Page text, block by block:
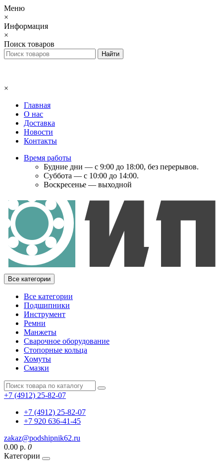
Меню
×
Информация
×
Поиск товаров
×
Главная
О нас
Доставка
Новости
Контакты
Время работы
Будние дни — с 9:00 до 18:00, без перерывов.
Суббота — с 10:00 до 14:00.
Воскресенье — выходной
Все категории
Все категории
Подшипники
Инструмент
Ремни
Манжеты
Сварочное оборудование
Стопорные кольца
Хомуты
Смазки
+7 (4912) 25-82-07
+7 (4912) 25-82-07
+7 920 636-41-45
zakaz@podshipnik62.ru
0.00 р. 0
Категории